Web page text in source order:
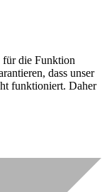
für die Funktion
dass unser
funktioniert. Daher